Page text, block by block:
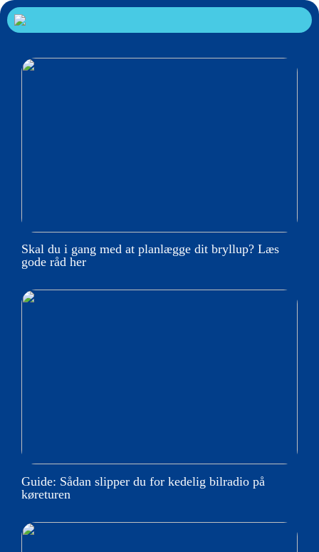
Skal du i gang med at planlægge dit bryllup? Læs
gode råd her
Guide: Sådan slipper du for kedelig bilradio på
køreturen